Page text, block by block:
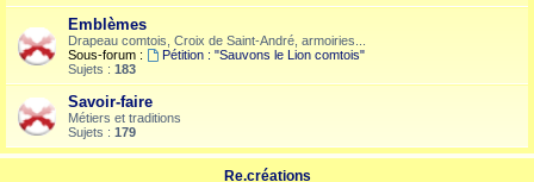
Emblèmes
Drapeau comtois, Croix de Saint-André, armoiries...
Sous-forum :
Pétition : "Sauvons le Lion comtois"
Sujets : 183
Savoir-faire
Métiers et traditions
Sujets : 179
Re.créations